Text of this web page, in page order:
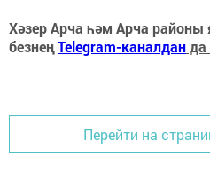
Хәзер Арча һәм Арча
безнеңTelegram-каналданда
Перейти на